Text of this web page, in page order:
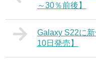
～30％前後】
Galaxy S22に
10日発売】